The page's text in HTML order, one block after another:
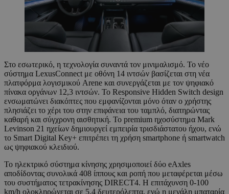
Στο εσωτερικό, η τεχνολογία συναντά τον μινιμαλισμό. Το νέο
σύστημα LexusConnect με οθόνη 14 ιντσών βασίζεται στη νέα
πλατφόρμα λογισμικού Arene και συνεργάζεται με τον ψηφιακό
πίνακα οργάνων 12,3 ιντσών. Το Responsive Hidden Switch design
ενσωματώνει διακόπτες που εμφανίζονται μόνο όταν ο χρήστης
πλησιάζει το χέρι του στην επιφάνεια του ταμπλό, διατηρώντας
καθαρή και σύγχρονη αισθητική. Το premium ηχοσύστημα Mark
Levinson 21 ηχείων δημιουργεί εμπειρία τρισδιάστατου ήχου, ενώ
το Smart Digital Key+ επιτρέπει τη χρήση smartphone ή smartwatch
ως ψηφιακού κλειδιού.
Το ηλεκτρικό σύστημα κίνησης χρησιμοποιεί δύο eAxles
αποδίδοντας συνολικά 408 ίππους και ροπή που μεταφέρεται μέσω
του συστήματος τετρακίνησης DIRECT4. Η επιτάχυνση 0-100
km/h ολοκληρώνεται σε 5,4 δευτερόλεπτα, ενώ η μεγάλη μπαταρία